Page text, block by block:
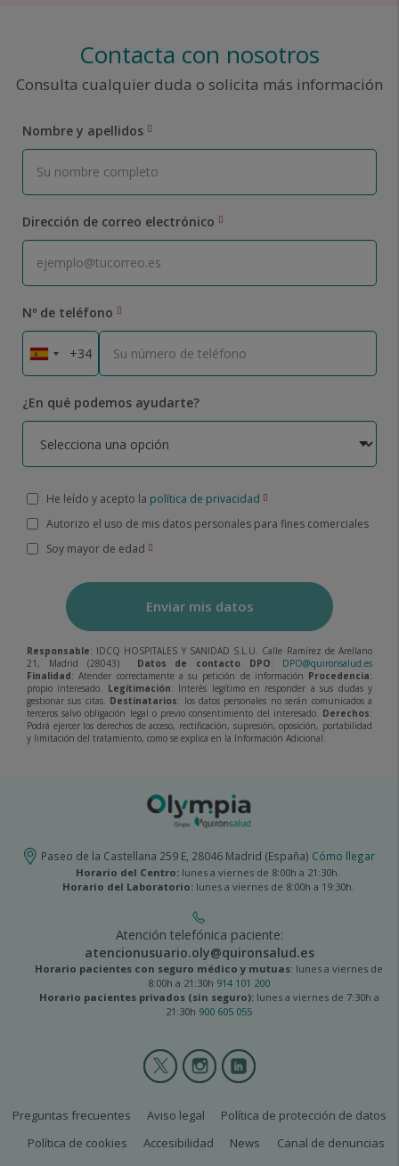
Contacta con nosotros
Consulta cualquier duda o solicita más información
Nombre y apellidos
Dirección de correo electrónico
Nº de teléfono
¿En qué podemos ayudarte?
He leído y acepto la política de privacidad
Autorizo el uso de mis datos personales para fines comerciales
Soy mayor de edad
Enviar mis datos
Responsable: IDCQ HOSPITALES Y SANIDAD S.L.U. Calle Ramírez de Arellano
21, Madrid (28043)
Datos de contacto DPO: DPO@quironsalud.es
Finalidad: Atender correctamente a su petición de información Procedencia:
propio interesado. Legitimación: Interés legítimo en responder a sus dudas y
gestionar sus citas. Destinatarios: los datos personales no serán comunicados a
terceros salvo obligación legal o previo consentimiento del interesado. Derechos:
Podrá ejercer los derechos de acceso, rectificación, supresión, oposición, portabilidad
y limitación del tratamiento, como se explica en la Información Adicional.
Paseo de la Castellana 259 E, 28046 Madrid (España) Cómo llegar
Horario del Centro: lunes a viernes de 8:00h a 21:30h.
Horario del Laboratorio:lunes a viernes de 8:00h a 19:30h.
Atención telefónica paciente:
atencionusuario.oly@quironsalud.es
Horario pacientes con seguro médico y mutuas: lunes a viernes de
8:00h a 21:30h 914 101 200
Horario pacientes privados (sin seguro):lunes a viernes de 7:30h a
21:30h 900 605 055
olympia2-
legal
Preguntas frecuentes Aviso legal
Política de protección de datos
Política de cookies
Accesibilidad News Canal de denuncias